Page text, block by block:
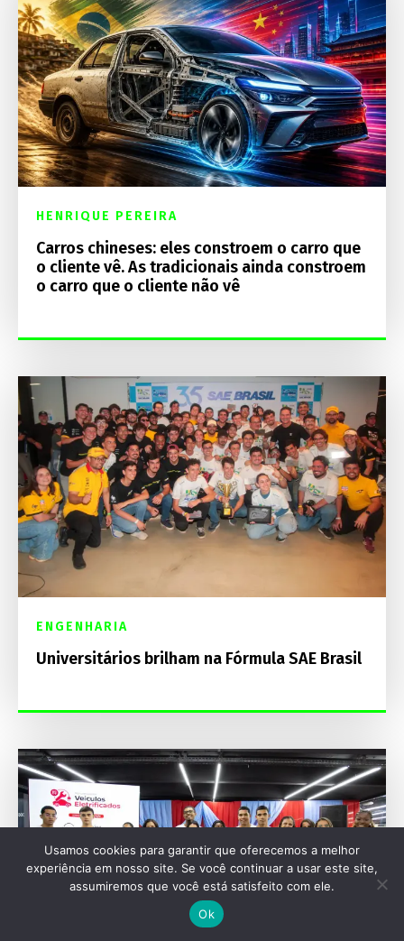
HENRIQUE PEREIRA
Carros chineses: eles constroem o carro que
o cliente vê. As tradicionais ainda constroem
o carro que o cliente não vê
ENGENHARIA
Universitários brilham na Fórmula SAE Brasil
Usamos cookies para garantir que oferecemos a melhor
experiência em nosso site. Se você continuar a usar este site,
assumiremos que você está satisfeito com ele.
Ok